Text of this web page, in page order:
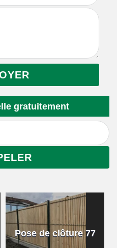
gratuitement
Pose de clôture 77